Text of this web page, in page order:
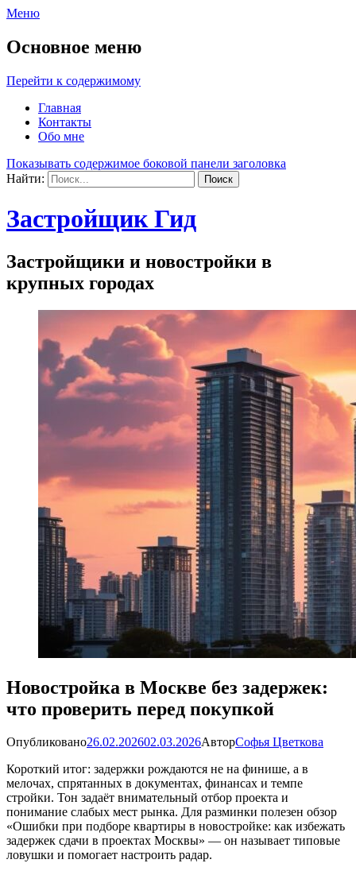
Меню
Основное меню
Перейти к содержимому
Главная
Контакты
Обо мне
Показывать содержимое боковой панели заголовка
Найти:
Застройщик Гид
Застройщики и новостройки в
крупных городах
Новостройка в Москве без задержек:
что проверить перед покупкой
Опубликовано26.02.202602.03.2026АвторСофья Цветкова
Короткий итог: задержки рождаются не на финише, а в
мелочах, спрятанных в документах, финансах и темпе
стройки. Тон задаёт внимательный отбор проекта и
понимание слабых мест рынка. Для разминки полезен обзор
«Ошибки при подборе квартиры в новостройке: как избежать
задержек сдачи в проектах Москвы» — он называет типовые
ловушки и помогает настроить радар.